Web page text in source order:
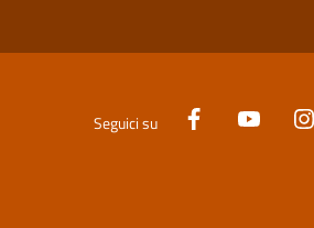
Seguici su